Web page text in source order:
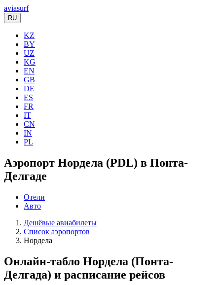
aviasurf
RU
KZ
BY
UZ
KG
EN
GB
DE
ES
FR
IT
CN
IN
PL
Аэропорт Нордела (PDL) в Понта-
Делгаде
Отели
Авто
Дешёвые авиабилеты
Список аэропортов
Нордела
Онлайн-табло Нордела (Понта-
Делгада) и расписание рейсов